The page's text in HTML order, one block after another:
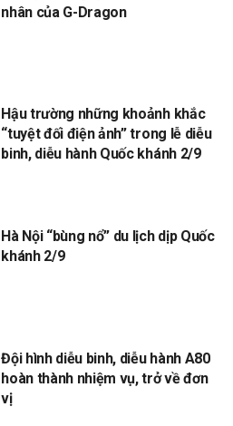
nhân của G-Dragon
Hậu trường những khoảnh khắc
“tuyệt đối điện ảnh” trong lễ diễu
binh, diễu hành Quốc khánh 2/9
Hà Nội “bùng nổ” du lịch dịp Quốc
khánh 2/9
Đội hình diễu binh, diễu hành A80
hoàn thành nhiệm vụ, trở về đơn
vị